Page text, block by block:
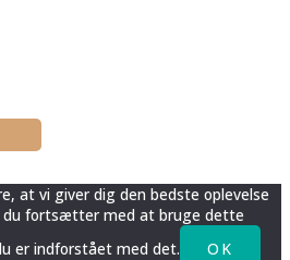
at vi giver dig den bedste oplevelse
du fortsætter med at bruge dette
er indforstået med det.
OK